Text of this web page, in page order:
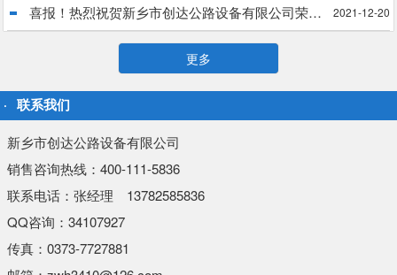
喜报！热烈祝贺新乡市创达公路设备有限公司荣获“国家科技型中小企业”殊荣 2021-12-20
更多
联系我们
新乡市创达公路设备有限公司
销售咨询热线：400-111-5836
联系电话：张经理 13782585836
QQ咨询：34107927
传真：0373-7727881